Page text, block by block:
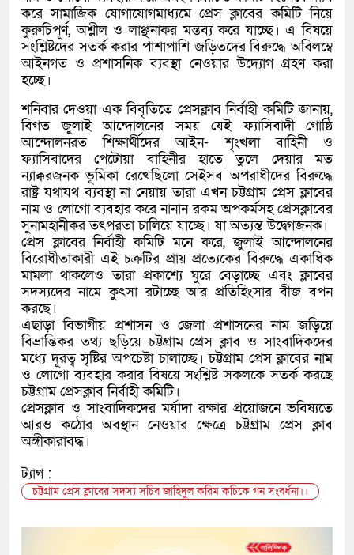
করে সামাজিক যোগাযোগমাধ্যমে প্রেস ক্লাবের কমিটি নিয়ে
কুরুচিপূর্ণ, অশ্লীল ও লাঞ্ছনাকর মন্তব্য করে যাচ্ছে। এ বিষয়ে
সংশ্লিষ্টদের সতর্ক করার পাশাপাশি জড়িতদের বিরুদ্ধে অবিলম্বে
আইনগত ও প্রশাসনিক ব্যবস্থা নেওয়ার উদ্যোগ গ্রহণ করা
হচ্ছে।
শনিবার দেওয়া এক বিবৃতিতে প্রেসক্লাব নির্বাহী কমিটি জানায়,
বিগত জুলাই আন্দোলনের সময় যেই ফ্যাসিবাদী গোষ্ঠি
আন্দোলনরত শিক্ষার্থীদের আইন- শৃংখলা বাহিনী ও
ফ্যাসিবাদের পেটোয়া বাহিনীর হাতে তুলে দেয়ার মত
ন্যাক্করজনক ভূমিকা রেখেছিলো সেইসব অপরাধীদের বিরুদ্ধে
রাষ্ট্র যথাযথ ব্যবস্থা না নেয়ায় তারা এখন চট্টগ্রাম প্রেস ক্লাবের
নাম ও লোগো ব্যবহার করে নানান রকম অপকর্মসহ প্রেসক্লাবের
সুনামহানীকর তৎপরতা চালিয়ে যাচ্ছে। যা অত্যন্ত উদ্বেগজনক।
প্রেস ক্লাবের নির্বাহী কমিটি মনে করে, জুলাই আন্দোলনের
বিরোধীতাকারী এই চক্রটির প্রায় প্রত্যেকের বিরুদ্ধে একাধিক
মামলা থাকলেও তারা প্রকাশ্যে ঘুরে বেড়াচ্ছে এবং ক্লাবের
সদস্যদের নামে কুৎসা রটাচ্ছে আর প্রতিহিংসার বীজ বপন
করছে।
এছাড়া বিভাগীয় প্রশাসন ও জেলা প্রশাসনের নাম জড়িয়ে
বিভ্রান্তিকর তথ্য ছড়িয়ে চট্টগ্রাম প্রেস ক্লাব ও সাংবাদিকদের
মধ্যে দূরত্ব সৃষ্টির অপচেষ্টা চালাচ্ছে। চট্টগ্রাম প্রেস ক্লাবের নাম
ও লোগো ব্যবহার করার বিষয়ে সংশ্লিষ্ট সকলকে সতর্ক করছে
চট্টগ্রাম প্রেসক্লাব নির্বাহী কমিটি।
প্রেসক্লাব ও সাংবাদিকদের মর্যাদা রক্ষার প্রয়োজনে ভবিষ্যতে
আরও কঠোর অবস্থান নেওয়ার ক্ষেত্রে চট্টগ্রাম প্রেস ক্লাব
অঙ্গীকারাবদ্ধ।
ট্যাগ :
চট্টগ্রাম প্রেস ক্লাবের সদস্য সচিব জাহিদুল করিম কচিকে গন সংবর্ধনা।।